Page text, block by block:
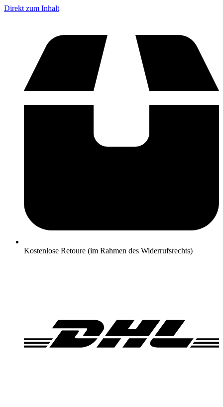
Direkt zum Inhalt
Kostenlose Retoure (im Rahmen des Widerrufsrechts)